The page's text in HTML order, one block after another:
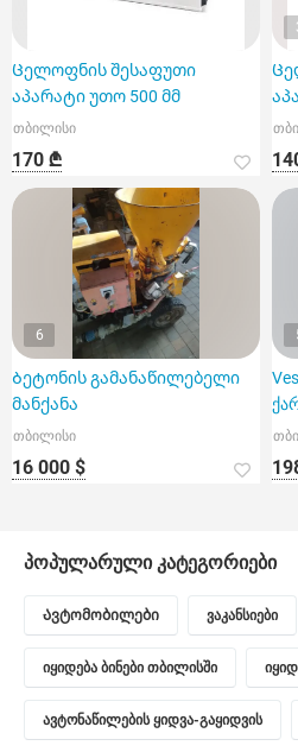
Ცელოფნის შესაფუთი
აპარატი უთო 500 მმ
თბილისი
170 ₾
6
Ბეტონის გამანაწილებელი
მანქანა
თბილისი
16 000 $
პოპულარული კატეგორიები
Ავტომობილები ვაკანსიები
იყიდება ბინები თბილისში
ავტონაწილების ყიდვა-გაყიდვის